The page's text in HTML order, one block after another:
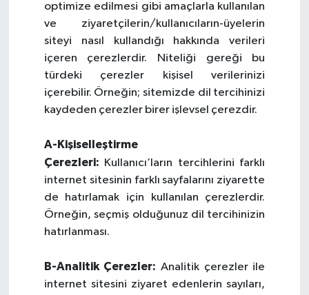
optimize edilmesi gibi amaçlarla kullanılan
ve ziyaretçilerin/kullanıcıların-üyelerin
siteyi nasıl kullandığı hakkında verileri
içeren çerezlerdir. Niteliği gereği bu
türdeki çerezler kişisel verilerinizi
içerebilir. Örneğin; sitemizde dil tercihinizi
kaydeden çerezler birer işlevsel çerezdir.
A-Kişiselleştirme
Çerezleri: Kullanıcı’ların tercihlerini farklı
internet sitesinin farklı sayfalarını ziyarette
de hatırlamak için kullanılan çerezlerdir.
Örneğin, seçmiş olduğunuz dil tercihinizin
hatırlanması.
B-Analitik Çerezler: Analitik çerezler ile
internet sitesini ziyaret edenlerin sayıları,